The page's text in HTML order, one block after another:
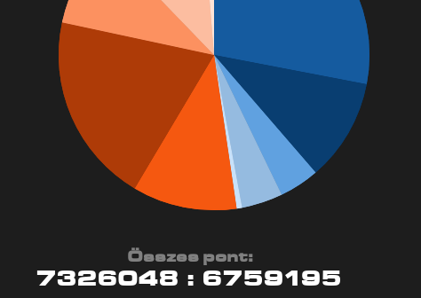
Összes pont:
7326048 : 6759195